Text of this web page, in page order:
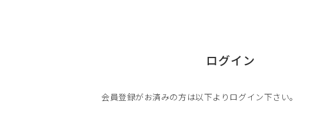
ログイン
会員登録がお済みの方は以下よりログイン下さい。